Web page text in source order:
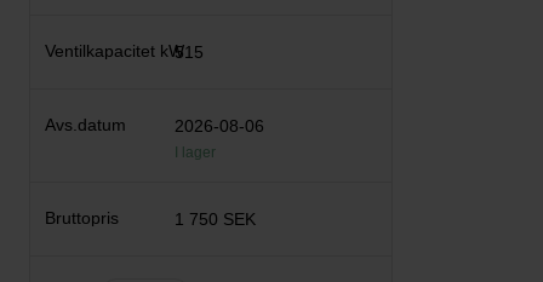
515
2026-08-06
I lager
1 750 SEK